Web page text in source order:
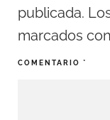
publicada.
marcados con
COMENTARIO *